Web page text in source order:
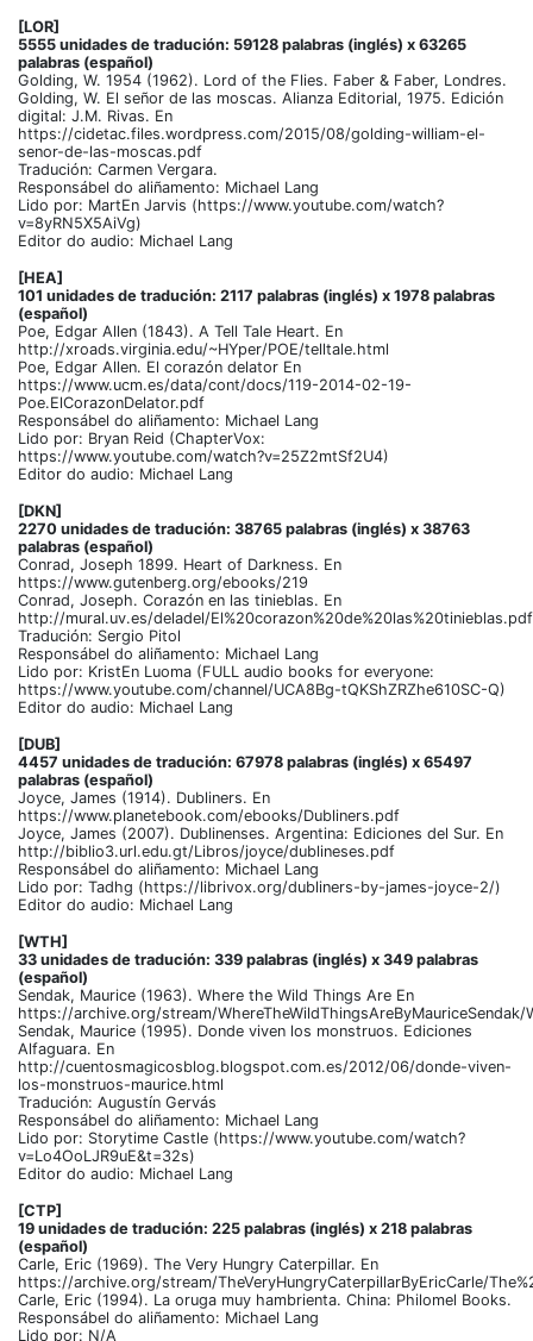
[LOR]
5555 unidades de tradución: 59128 palabras (inglés) x 63265
palabras (español)
Golding, W. 1954 (1962). Lord of the Flies. Faber & Faber, Londres.
Golding, W. El señor de las moscas. Alianza Editorial, 1975. Edición
digital: J.M. Rivas. En
https://cidetac.files.wordpress.com/2015/08/golding-william-el-
senor-de-las-moscas.pdf
Tradución: Carmen Vergara.
Responsábel do aliñamento: Michael Lang
Lido por: MartEn Jarvis (https://www.youtube.com/watch?
v=8yRN5X5AiVg)
Editor do audio: Michael Lang
[HEA]
101 unidades de tradución: 2117 palabras (inglés) x 1978 palabras
(español)
Poe, Edgar Allen (1843). A Tell Tale Heart. En
http://xroads.virginia.edu/~HYper/POE/telltale.html
Poe, Edgar Allen. El corazón delator En
https://www.ucm.es/data/cont/docs/119-2014-02-19-
Poe.ElCorazonDelator.pdf
Responsábel do aliñamento: Michael Lang
Lido por: Bryan Reid (ChapterVox:
https://www.youtube.com/watch?v=25Z2mtSf2U4)
Editor do audio: Michael Lang
[DKN]
2270 unidades de tradución: 38765 palabras (inglés) x 38763
palabras (español)
Conrad, Joseph 1899. Heart of Darkness. En
https://www.gutenberg.org/ebooks/219
Conrad, Joseph. Corazón en las tinieblas. En
http://mural.uv.es/deladel/El%20corazon%20de%20las%20tinieblas.pdf
Tradución: Sergio Pitol
Responsábel do aliñamento: Michael Lang
Lido por: KristEn Luoma (FULL audio books for everyone:
https://www.youtube.com/channel/UCA8Bg-tQKShZRZhe610SC-Q)
Editor do audio: Michael Lang
[DUB]
4457 unidades de tradución: 67978 palabras (inglés) x 65497
palabras (español)
Joyce, James (1914). Dubliners. En
https://www.planetebook.com/ebooks/Dubliners.pdf
Joyce, James (2007). Dublinenses. Argentina: Ediciones del Sur. En
http://biblio3.url.edu.gt/Libros/joyce/dublineses.pdf
Responsábel do aliñamento: Michael Lang
Lido por: Tadhg (https://librivox.org/dubliners-by-james-joyce-2/)
Editor do audio: Michael Lang
[WTH]
33 unidades de tradución: 339 palabras (inglés) x 349 palabras
(español)
Sendak, Maurice (1963). Where the Wild Things Are En
https://archive.org/stream/WhereTheWildThingsAreByMauriceSendak/
Sendak, Maurice (1995). Donde viven los monstruos. Ediciones
Alfaguara. En
http://cuentosmagicosblog.blogspot.com.es/2012/06/donde-viven-
los-monstruos-maurice.html
Tradución: Augustín Gervás
Responsábel do aliñamento: Michael Lang
Lido por: Storytime Castle (https://www.youtube.com/watch?
v=Lo4OoLJR9uE&t=32s)
Editor do audio: Michael Lang
[CTP]
19 unidades de tradución: 225 palabras (inglés) x 218 palabras
(español)
Carle, Eric (1969). The Very Hungry Caterpillar. En
https://archive.org/stream/TheVeryHungryCaterpillarByEricCarle/
Carle, Eric (1994). La oruga muy hambrienta. China: Philomel Books.
Responsábel do aliñamento: Michael Lang
Lido por: N/A